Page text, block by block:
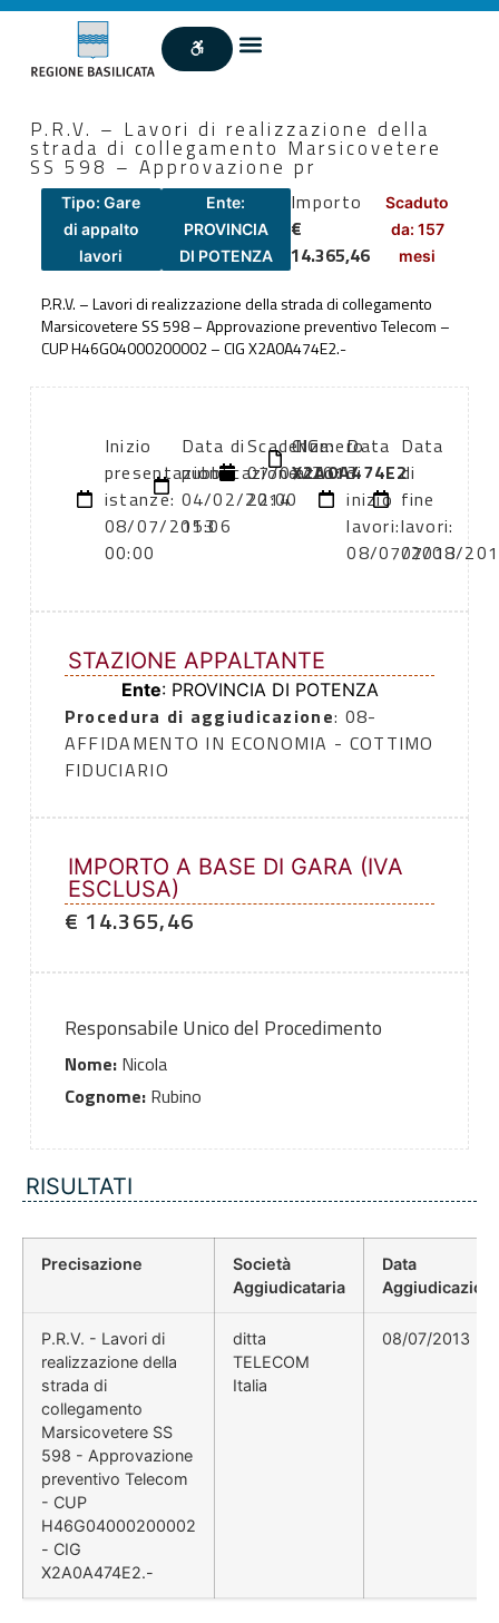
P.R.V. – Lavori di realizzazione della
strada di collegamento Marsicovetere
SS 598 – Approvazione pr
Tipo: Gare
di appalto
lavori
Ente:
PROVINCIA
DI POTENZA
Importo
€
14.365,46
Scaduto
da: 157
mesi
P.R.V. – Lavori di realizzazione della strada di collegamento
Marsicovetere SS 598 – Approvazione preventivo Telecom –
CUP H46G04000200002 – CIG X2A0A474E2.-
Inizio
presentazione
istanze:
08/07/2013
00:00
Data di
pubblicazione:
04/02/2014
15:06
Scadenza:
07/07/2013
22:00
Numero
atto:
CIG:
X2A0A474E2
Data
di
inizio
lavori:
08/07/2013
Data
di
fine
lavori:
07/08/
STAZIONE APPALTANTE
Ente: PROVINCIA DI POTENZA
Procedura di aggiudicazione: 08-
AFFIDAMENTO IN ECONOMIA - COTTIMO
FIDUCIARIO
IMPORTO A BASE DI GARA (IVA
ESCLUSA)
€ 14.365,46
Responsabile Unico del Procedimento
Nome:Nicola
Cognome:Rubino
RISULTATI
Precisazione
Società
Aggiudicataria
Data
P.R.V. - Lavori di
realizzazione della
strada di
collegamento
Marsicovetere SS
598 - Approvazione
preventivo Telecom
- CUP
H46G04000200002
- CIG
X2A0A474E2.-
ditta
TELECOM
Italia
08/07/2013